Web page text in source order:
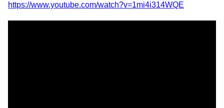
https://www.youtube.com/watch?v=1mi4i314WQE